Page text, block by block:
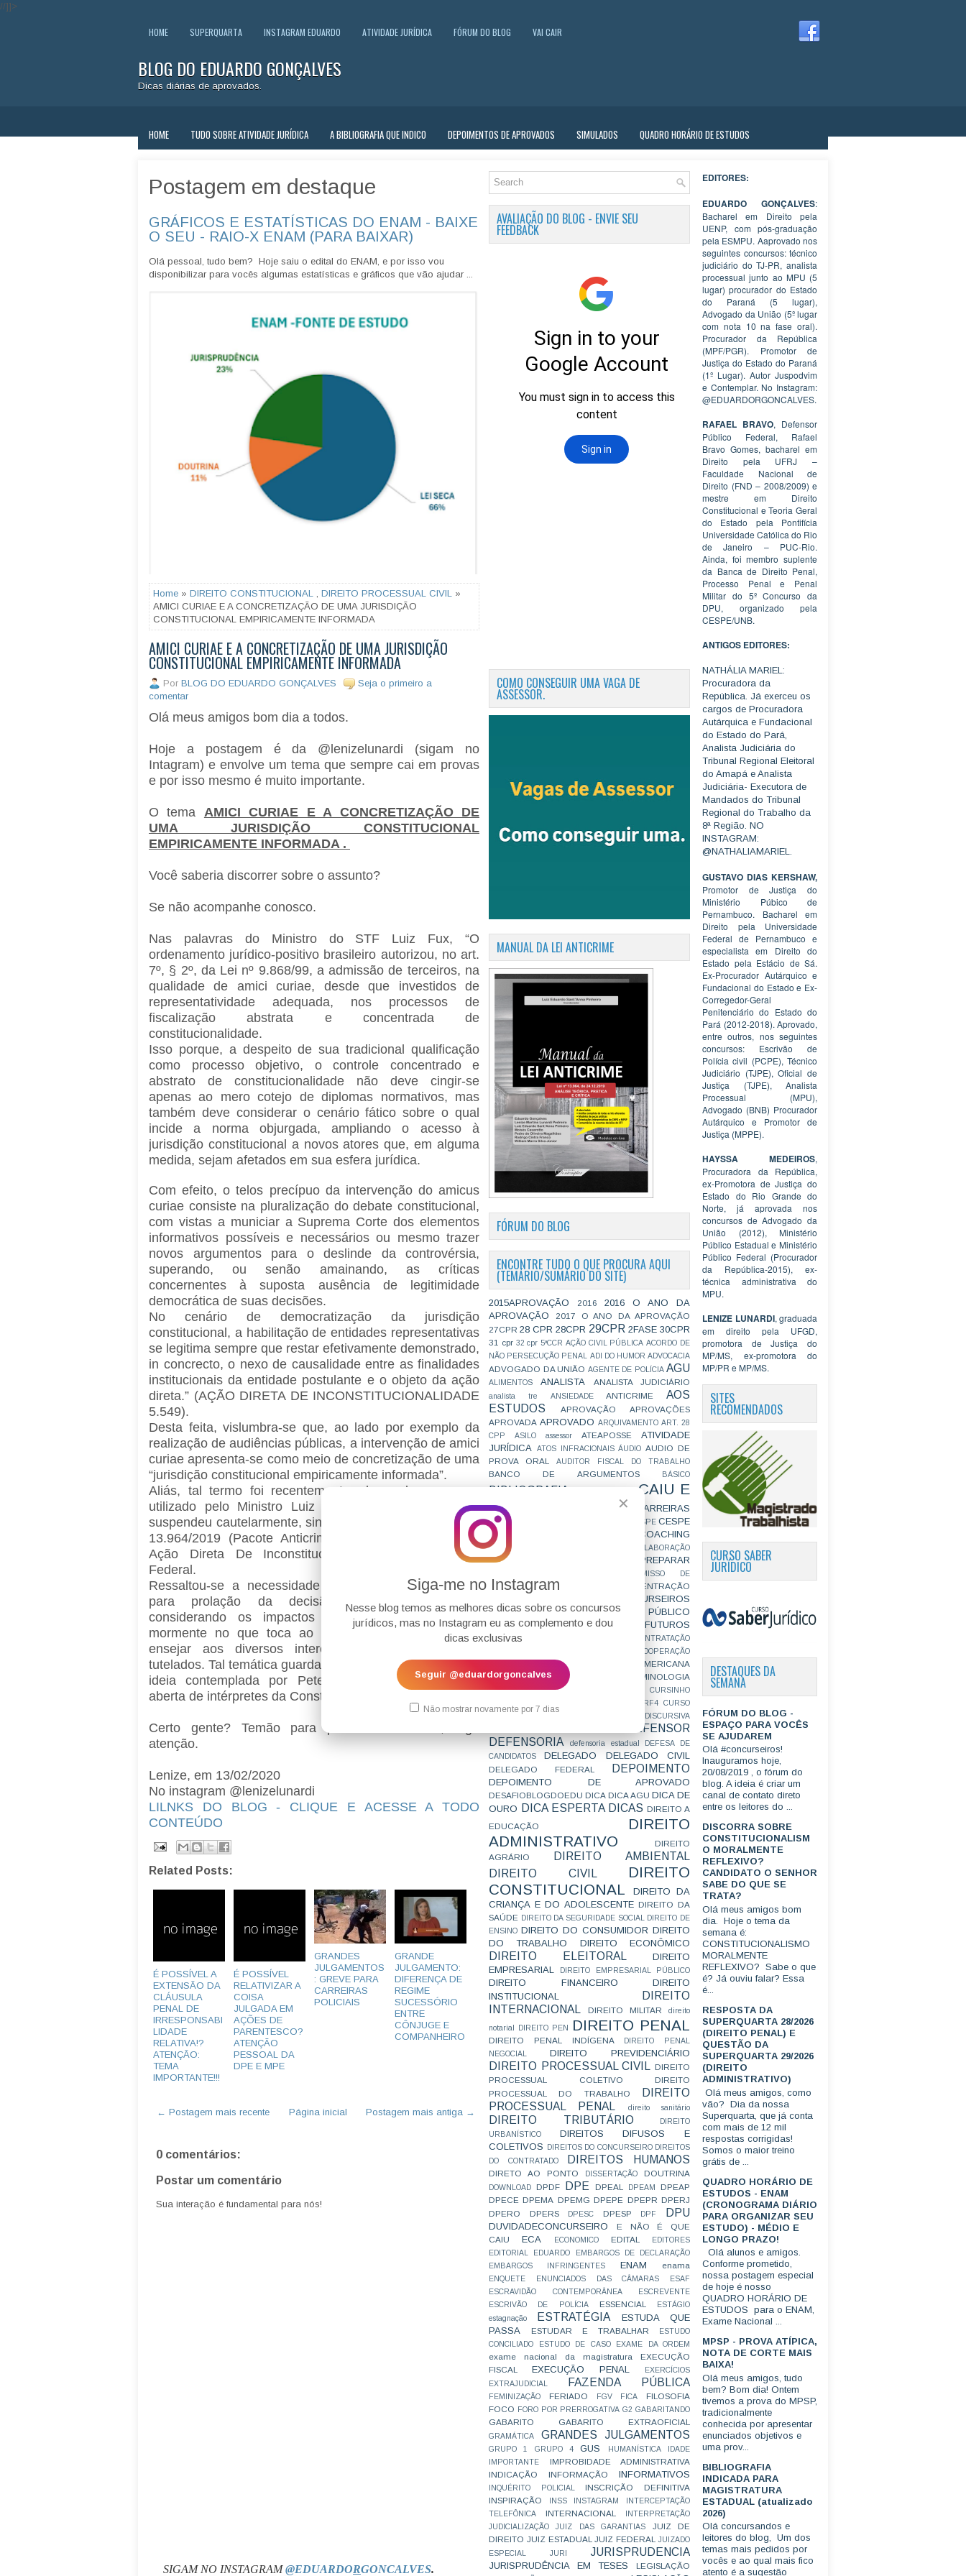
//]]>
HOME SUPERQUARTA INSTAGRAM EDUARDO ATIVIDADE JURÍDICA FÓRUM DO BLOG VAI CAIR
BLOG DO EDUARDO GONÇALVES
Dicas diárias de aprovados.
HOME TUDO SOBRE ATIVIDADE JURÍDICA A BIBLIOGRAFIA QUE INDICO DEPOIMENTOS DE APROVADOS SIMULADOS QUADRO HORÁRIO DE ESTUDOS
✕
Siga-me no Instagram
Nesse blog temos as melhores dicas sobre os concursos
jurídicos, mas no Instagram eu as complemento e dou
dicas exclusivas
Seguir @eduardorgoncalves
Não mostrar novamente por 7 dias
Postagem em destaque
GRÁFICOS E ESTATÍSTICAS DO ENAM - BAIXE
O SEU - RAIO-X ENAM (PARA BAIXAR)
Olá pessoal, tudo bem? Hoje saiu o edital do ENAM, e por isso vou
disponibilizar para vocês algumas estatísticas e gráficos que vão ajudar ...
Home » DIREITO CONSTITUCIONAL , DIREITO PROCESSUAL CIVIL »
AMICI CURIAE E A CONCRETIZAÇÃO DE UMA JURISDIÇÃO
CONSTITUCIONAL EMPIRICAMENTE INFORMADA
AMICI CURIAE E A CONCRETIZAÇÃO DE UMA JURISDIÇÃO
CONSTITUCIONAL EMPIRICAMENTE INFORMADA
Por BLOG DO EDUARDO GONÇALVES
Seja o primeiro a
comentar
Olá meus amigos bom dia a todos.
Hoje a postagem é da @lenizelunardi (sigam no
Intagram) e envolve um tema que sempre cai em provas
e por isso mesmo é muito importante.
O tema AMICI CURIAE E A CONCRETIZAÇÃO DE
UMA JURISDIÇÃO CONSTITUCIONAL
EMPIRICAMENTE INFORMADA .
Você saberia discorrer sobre o assunto?
Se não acompanhe conosco.
Nas palavras do Ministro do STF Luiz Fux, “O
ordenamento jurídico-positivo brasileiro autorizou, no art.
7º, § 2º, da Lei nº 9.868/99, a admissão de terceiros, na
qualidade de amici curiae, desde que investidos de
representatividade adequada, nos processos de
fiscalização abstrata e concentrada de
constitucionalidade.
Isso porque, a despeito de sua tradicional qualificação
como processo objetivo, o controle concentrado e
abstrato de constitucionalidade não deve cingir-se
apenas ao mero cotejo de diplomas normativos, mas
também deve considerar o cenário fático sobre o qual
incide a norma objurgada, ampliando o acesso à
jurisdição constitucional a novos atores que, em alguma
medida, sejam afetados em sua esfera jurídica.
Com efeito, o telos precípuo da intervenção do amicus
curiae consiste na pluralização do debate constitucional,
com vistas a municiar a Suprema Corte dos elementos
informativos possíveis e necessários ou mesmo trazer
novos argumentos para o deslinde da controvérsia,
superando, ou senão amainando, as críticas
concernentes à suposta ausência de legitimidade
democrática de suas decisões.
No cenário de democratização da jurisdição
constitucional, a habilitação de entidades representativas
se legitima sempre que restar efetivamente demonstrado,
in concrecto, o nexo de causalidade entre as finalidades
institucionais da entidade postulante e o objeto da ação
direta.” (AÇÃO DIRETA DE INCONSTITUCIONALIDADE
5.549).
Desta feita, vislumbra-se que, ao lado por exemplo da
realização de audiências públicas, a intervenção de amici
curiae apresenta-se como meio de concretização de uma
“jurisdição constitucional empiricamente informada”.
Aliás, tal termo foi recentemente, de modo expresso,
utilizado pelo Ministro Luiz Fux, na decisão em que
suspendeu cautelarmente, sine die, dispositivos da Lei n.
13.964/2019 (Pacote Anticrime) - Medida Cautelar na
Ação Direta De Inconstitucionalidade 6.298 Distrito
Federal.
Ressaltou-se a necessidade de ampliação do debate
para prolação da decisão definitiva, sobretudo
considerando os impactos que a nova legislação,
mormente no que toca ao “juiz das garantias”, pode
ensejar aos diversos interesses constitucionalmente
tutelados. Tal temática guarda consonância, ainda, com a
ideia contemplada por Peter Haberle de “sociedade
aberta de intérpretes da Constituição”.
Certo gente? Temão para provas discursivas, logo
atenção.
Lenize, em 13/02/2020
No instagram @lenizelunardi
LILNKS DO BLOG - CLIQUE E ACESSE A TODO
CONTEÚDO
Related Posts:
É POSSÍVEL A
EXTENSÃO DA
CLÁUSULA
PENAL DE
IRRESPONSABI
LIDADE
RELATIVA!?
ATENÇÃO:
TEMA
IMPORTANTE!!!
É POSSÍVEL
RELATIVIZAR A
COISA
JULGADA EM
AÇÕES DE
PARENTESCO?
ATENÇÃO
PESSOAL DA
DPE E MPE
GRANDES
JULGAMENTOS
: GREVE PARA
CARREIRAS
POLICIAIS
GRANDE
JULGAMENTO:
DIFERENÇA DE
REGIME
SUCESSÓRIO
ENTRE
CÔNJUGE E
COMPANHEIRO
← Postagem mais recente Postagem mais antiga →
Página inicial
0 comentários:
Postar um comentário
Sua interação é fundamental para nós!
SIGAM NO INSTAGRAM@EDUARDORGONCALVES.
AVALIAÇÃO DO BLOG - ENVIE SEU
FEEDBACK
COMO CONSEGUIR UMA VAGA DE
ASSESSOR.
MANUAL DA LEI ANTICRIME
FÓRUM DO BLOG
ENCONTRE TUDO O QUE PROCURA AQUI
(TEMÁRIO/SUMÁRIO DO SITE)
2015APROVAÇÃO 2016
2016 O ANO DA
APROVAÇÃO
2017 O ANO DA APROVAÇÃO
27CPR 28 CPR 28CPR 29CPR 2FASE 30CPR
31 cpr 32 cpr 5ªCCR AÇÃO CIVIL PÚBLICA ACORDO DE
NÃO PERSECUÇÃO PENAL
ADI DO HUMOR ADVOCACIA
ADVOGADO DA UNIÃO AGENTE DE POLÍCIA AGU
ALIMENTOS ANALISTA ANALISTA JUDICIÁRIO
analista tre ANSIEDADE ANTICRIME
AOS
ESTUDOS
APROVAÇÃO
APROVAÇÕES
APROVADA APROVADO ARQUIVAMENTO ART. 28
CPP
ASILO assessor ATEAPOSSE
ATIVIDADE
JURÍDICA
ATOS INFRACIONAIS ÁUDIO AUDIO DE
PROVA ORAL
AUDITOR FISCAL DO TRABALHO
BANCO DE ARGUMENTOS BÁSICO
BIBLIOGRAFIA
CAIU E
VAI CAIR
CARREIRAS
CARREIRAS
JURÍDICAS
CEBRASPE CESPE
CF COACHING
CÓDIGO DE TRÂNSITO BRASILEIRO
COLABORAÇÃO
COMBATE À CORRUPÇÃO
COMO SE PREPARAR
COMPROMISSO DE
AJUSTAMENTO DE CONDUTA
CONCENTRAÇÃO
CONCURSEIROS
CONCURSO
CONCURSO PÚBLICO
CONCURSOS
CONCURSOS FUTUROS
CONCURSOS NÍVEL HARD
CONTRATAÇÃO
COOPERAÇÃO
CORTE INTERAMERICANA
CPC2015
CPI
CRIMINOLOGIA
CRONOGRAMA
CTB CURSINHO
CURSO ESTUDO DE CASO - TRF4
CURSO
PARA A SUBJETIVA
CURSO PROVA DISCURSIVA
DEFENSOR
DEFENSORIA
defensoria estadual
DEFESA DE
CANDIDATOS
DELEGADO DELEGADO CIVIL
DELEGADO FEDERAL DEPOIMENTO
DEPOIMENTO DE APROVADO
DESAFIOBLOGDOEDU DICA DICA AGU DICA DE
OURO DICA ESPERTA DICAS DIREITO A
EDUCAÇÃO
DIREITO
ADMINISTRATIVO
DIREITO
AGRÁRIO
DIREITO AMBIENTAL
DIREITO CIVIL
DIREITO
CONSTITUCIONAL
DIREITO DA
CRIANÇA E DO ADOLESCENTE DIREITO DA
SAÚDE
DIREITO DA SEGURIDADE SOCIAL
DIREITO DE
ENSINO DIREITO DO CONSUMIDOR DIREITO
DO TRABALHO
DIREITO ECONÔMICO
DIREITO ELEITORAL
DIREITO
EMPRESARIAL
DIREITO EMPRESARIAL PÚBLICO
DIREITO FINANCEIRO
DIREITO
INSTITUCIONAL
DIREITO
INTERNACIONAL
DIREITO MILITAR direito
notarial DIREITO PEN DIREITO PENAL
DIREITO PENAL INDÍGENA
DIREITO PENAL
NEGOCIAL
DIREITO PREVIDENCIÁRIO
DIREITO PROCESSUAL CIVIL
DIREITO
PROCESSUAL COLETIVO
DIREITO
PROCESSUAL DO TRABALHO
DIREITO
PROCESSUAL PENAL
direito sanitário
DIREITO TRIBUTÁRIO
DIREITO
URBANÍSTICO
DIREITOS DIFUSOS E
COLETIVOS
DIREITOS DO CONCURSEIRO DIREITOS
DO CONTRATADO
DIREITOS HUMANOS
DIRETO AO PONTO DISSERTAÇÃO DOUTRINA
DOWNLOAD DPDF DPE DPEAL DPEAM
DPEAP
DPECE DPEMA DPEMG DPEPE DPEPR DPERJ
DPERO
DPERS DPESC DPESP DPF DPU
DUVIDADECONCURSEIRO
E NÃO É QUE
CAIU
ECA ECONOMICO EDITAL
EDITORES
EDITORIAL
EDUARDO
EMBARGOS DE DECLARAÇÃO
EMBARGOS INFRINGENTES
ENAM enama
ENQUETE ENUNCIADOS DAS CÂMARAS
ESAF
ESCRAVIDÃO CONTEMPORÂNEA
ESCREVENTE
ESCRIVÃO DE POLÍCIA
ESSENCIAL
ESTÁGIO
estagnação
ESTRATÉGIA
ESTUDA QUE
PASSA
ESTUDAR E TRABALHAR
ESTUDO
CONCILIADO
ESTUDO DE CASO EXAME DA ORDEM
exame nacional da magistratura
EXECUÇÃO
FISCAL
EXECUÇÃO PENAL
EXERCÍCIOS
EXTRAJUDICIAL
FAZENDA PÚBLICA
FEMINIZAÇÃO FERIADO FGV FICA
FILOSOFIA
FOCO
FORO POR PRERROGATIVA G2 GABARITANDO
GABARITO GABARITO EXTRAOFICIAL
GRAMÁTICA GRANDES JULGAMENTOS
GRUPO 1 GRUPO 4 GUS HUMANÍSTICA
IDADE
IMPORTANTE
IMPROBIDADE ADMINISTRATIVA
INDICAÇÃO
INFORMAÇÃO INFORMATIVOS
INQUÉRITO POLICIAL
INSCRIÇÃO DEFINITIVA
INSPIRAÇÃO
INSS INSTAGRAM
INTERCEPTAÇÃO
TELEFÔNICA
INTERNACIONAL
INTERPRETAÇÃO
JUDICIALIZAÇÃO
JUIZ DAS GARANTIAS
JUIZ DE
DIREITO JUIZ ESTADUAL JUIZ FEDERAL
JUIZADO
ESPECIAL
JURI JURISPRUDENCIA
JURISPRUDÊNCIA EM TESES
LEGISLAÇÃO
EDITORES:
EDUARDO GONÇALVES:
Bacharel em Direito pela
UENP, com pós-graduação
pela ESMPU. Aaprovado nos
seguintes concursos: técnico
judiciário do TJ-PR, analista
processual junto ao MPU (5
lugar) procurador do Estado
do Paraná (5 lugar),
Advogado da União (5º lugar
com nota 10 na fase oral).
Procurador da República
(MPF/PGR). Promotor de
Justiça do Estado do Paraná
(1º Lugar). Autor Juspodvim
e Contemplar. No Instagram:
@EDUARDORGONCALVES.
RAFAEL BRAVO, Defensor
Público Federal, Rafael
Bravo Gomes, bacharel em
Direito pela UFRJ –
Faculdade Nacional de
Direito (FND – 2008/2009) e
mestre em Direito
Constitucional e Teoria Geral
do Estado pela Pontifícia
Universidade Católica do Rio
de Janeiro – PUC-Rio.
Ainda, foi membro suplente
da Banca de Direito Penal,
Processo Penal e Penal
Militar do 5º Concurso da
DPU, organizado pela
CESPE/UNB.
ANTIGOS EDITORES:
NATHÁLIA MARIEL:
Procuradora da
República. Já exerceu os
cargos de Procuradora
Autárquica e Fundacional
do Estado do Pará,
Analista Judiciária do
Tribunal Regional Eleitoral
do Amapá e Analista
Judiciária- Executora de
Mandados do Tribunal
Regional do Trabalho da
8ª Região. NO
INSTAGRAM:
@NATHALIAMARIEL.
GUSTAVO DIAS KERSHAW,
Promotor de Justiça do
Ministério Púbico de
Pernambuco. Bacharel em
Direito pela Universidade
Federal de Pernambuco e
especialista em Direito do
Estado pela Estácio de Sá.
Ex-Procurador Autárquico e
Fundacional do Estado e Ex-
Corregedor-Geral
Penitenciário do Estado do
Pará (2012-2018). Aprovado,
entre outros, nos seguintes
concursos: Escrivão de
Polícia civil (PCPE), Técnico
Judiciário (TJPE), Oficial de
Justiça (TJPE), Analista
Processual (MPU),
Advogado (BNB) Procurador
Autárquico e Promotor de
Justiça (MPPE).
HAYSSA MEDEIROS,
Procuradora da República,
ex-Promotora de Justiça do
Estado do Rio Grande do
Norte, já aprovada nos
concursos de Advogado da
União (2012), Ministério
Público Estadual e Ministério
Público Federal (Procurador
da República-2015), ex-
técnica administrativa do
MPU.
LENIZE LUNARDI, graduada
em direito pela UFGD,
promotora de Justiça do
MP/MS, ex-promotora do
MP/PR e MP/MS.
SITES
RECOMENDADOS
CURSO SABER
JURÍDICO
DESTAQUES DA
SEMANA
FÓRUM DO BLOG -
ESPAÇO PARA VOCÊS
SE AJUDAREM
Olá #concurseiros!
Inauguramos hoje,
20/08/2019 , o fórum do
blog. A ideia é criar um
canal de contato direto
entre os leitores do ...
DISCORRA SOBRE
CONSTITUCIONALISM
O MORALMENTE
REFLEXIVO?
CANDIDATO O SENHOR
SABE DO QUE SE
TRATA?
Olá meus amigos bom
dia. Hoje o tema da
semana é:
CONSTITUCIONALISMO
MORALMENTE
REFLEXIVO? Sabe o que
é? Já ouviu falar? Essa
é...
RESPOSTA DA
SUPERQUARTA 28/2026
(DIREITO PENAL) E
QUESTÃO DA
SUPERQUARTA 29/2026
(DIREITO
ADMINISTRATIVO)
Olá meus amigos, como
vão? Dia da nossa
Superquarta, que já conta
com mais de 12 mil
respostas corrigidas!
Somos o maior treino
grátis de ...
QUADRO HORÁRIO DE
ESTUDOS - ENAM
(CRONOGRAMA DIÁRIO
PARA ORGANIZAR SEU
ESTUDO) - MÉDIO E
LONGO PRAZO!
Olá alunos e amigos.
Conforme prometido,
nossa postagem especial
de hoje é nosso
QUADRO HORÁRIO DE
ESTUDOS para o ENAM,
Exame Nacional ...
MPSP - PROVA ATÍPICA,
NOTA DE CORTE MAIS
BAIXA!
Olá meus amigos, tudo
bem? Bom dia! Ontem
tivemos a prova do MPSP,
tradicionalmente
conhecida por apresentar
enunciados objetivos e
uma prov...
BIBLIOGRAFIA
INDICADA PARA
MAGISTRATURA
ESTADUAL (atualizado
2026)
Olá concursandos e
leitores do blog, Um dos
temas mais pedidos por
vocês e ao qual mais fico
atento é a sugestão